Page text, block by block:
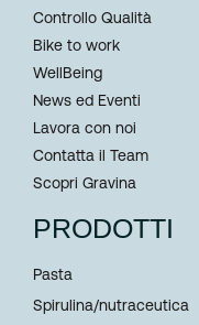
Controllo Qualità
Bike to work
WellBeing
News ed Eventi
Lavora con noi
Contatta il Team
Scopri Gravina
PRODOTTI
Pasta
Spirulina/nutraceutica